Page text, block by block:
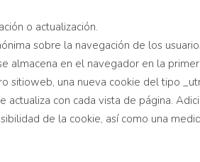
o actualización.
sobre la navegación de los
almacena en el navegador en la
sitioweb, una nueva cookie del tipo
actualiza con cada vista de página.
de la cookie, así como una